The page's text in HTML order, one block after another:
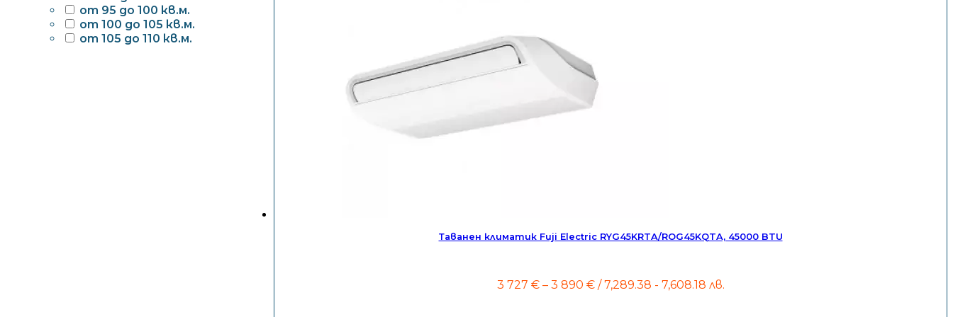
от 95 до 100 кв.м.
от 100 до 105 кв.м.
от 105 до 110 кв.м.
Таванен климатик Fuji Electric RYG45KRTA/ROG45KQTA, 45000 BTU
3 727 € – 3 890 €Price
/ 7,289.38 - 7,608.18 лв.